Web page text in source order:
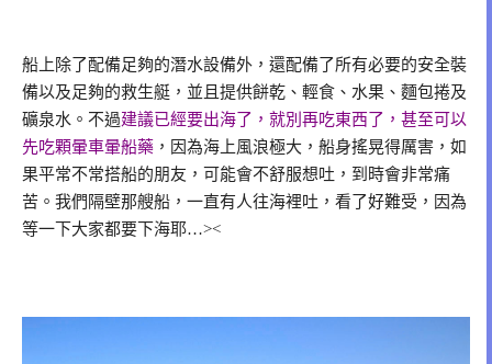
船上除了配備足夠的潛水設備外，還配備了所有必要的安全裝
備以及足夠的救生艇，並且提供餅乾、輕食、水果、麵包捲及
礦泉水。不過建議已經要出海了，就別再吃東西了，甚至可以
先吃顆暈車暈船藥 ，因為海上風浪極大，船身搖晃得厲害，如
果平常不常搭船的朋友，可能會不舒服想吐，到時會非常痛
苦。我們隔壁那艘船，一直有人往海裡吐，看了好難受，因為
等一下大家都要下海耶…><